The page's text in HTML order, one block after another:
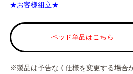
★お客様組立★
ベッド単品はこちら
※製品は予告なく仕様を変更する場合